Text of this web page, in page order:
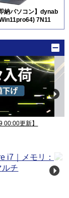
納パソコン】dynab
7N11
00:00更新】